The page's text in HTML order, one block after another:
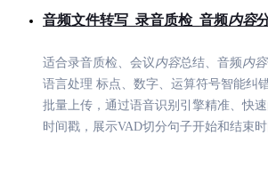
音频文件转写_录音质检_音频内容
适合录音质检、会议内容总结、音频内容
语言处理 标点、数字、运算符号智能纠
批量上传，通过语音识别引擎精准、快
时间戳，展示VAD切分句子开始和结束时